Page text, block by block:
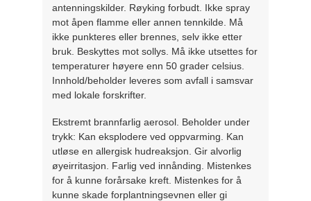
antenningskilder. Røyking forbudt. Ikke spray
mot åpen flamme eller annen tennkilde. Må
ikke punkteres eller brennes, selv ikke etter
bruk. Beskyttes mot sollys. Må ikke utsettes for
temperaturer høyere enn 50 grader celsius.
Innhold/beholder leveres som avfall i samsvar
med lokale forskrifter.
Ekstremt brannfarlig aerosol. Beholder under
trykk: Kan eksplodere ved oppvarming. Kan
utløse en allergisk hudreaksjon. Gir alvorlig
øyeirritasjon. Farlig ved innånding. Mistenkes
for å kunne forårsake kreft. Mistenkes for å
kunne skade forplantningsevnen eller gi